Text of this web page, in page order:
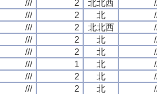
/// 2 北北西
/// 2 北
/// 2 北北西
/// 2 北
/// 2 北
/// 1 北
/// 2 北
/// 2 北